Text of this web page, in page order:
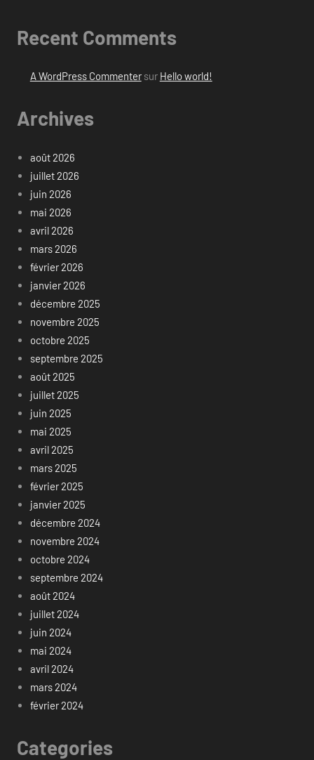
Recent Comments
A WordPress Commentersur Hello world!
Archives
août 2026
juillet 2026
juin 2026
mai 2026
avril 2026
mars 2026
février 2026
janvier 2026
décembre 2025
novembre 2025
octobre 2025
septembre 2025
août 2025
juillet 2025
juin 2025
mai 2025
avril 2025
mars 2025
février 2025
janvier 2025
décembre 2024
novembre 2024
octobre 2024
septembre 2024
août 2024
juillet 2024
juin 2024
mai 2024
avril 2024
mars 2024
février 2024
Categories